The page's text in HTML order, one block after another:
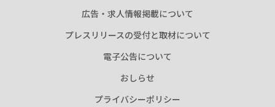
広告・求人情報掲載について
プレスリリースの受付と取材について
電子公告について
おしらせ
プライバシーポリシー